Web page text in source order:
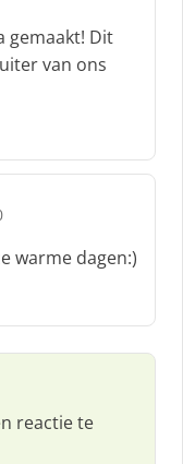
gemaakt! Dit
van ons
warme dagen:)
reactie te